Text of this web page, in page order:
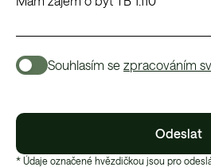
Souhlasím se zpracováním
Odeslat
* Údaje označené hvězdičkou jsou pro